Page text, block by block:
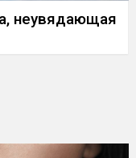
неувядающая